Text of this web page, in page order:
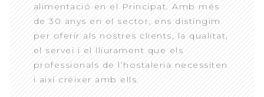
alimentació en el Principat. Amb més
de 30 anys en el sector, ens distingim
per oferir als nostres clients, la qualitat,
el servei i el lliurament que els
professionals de l’hostaleria necessiten
i així créixer amb ells.